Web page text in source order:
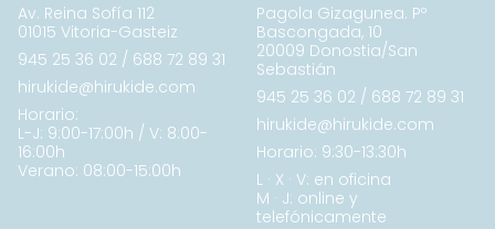
Av. Reina Sofía 112
01015 Vitoria-Gasteiz
945 25 36 02 / 688 72 89 31
hirukide@hirukide.com
Horario:
L-J: 9:00-17:00h / V: 8:00-
16:00h
Verano: 08:00-15:00h
Pagola Gizagunea. Pº
Bascongada, 10
20009 Donostia/San
Sebastián
945 25 36 02 / 688 72 89 31
hirukide@hirukide.com
Horario: 9:30-13:30h
L · X · V: en oficina
M · J: online y
telefónicamente